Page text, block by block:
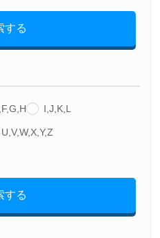
する
I,J,K,L
U,V,W,X,Y,Z
する